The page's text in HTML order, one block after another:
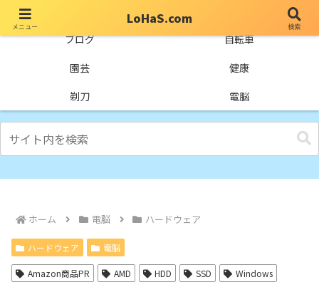
ブログ
自転車
園芸
健康
剃刀
電脳
ホーム 電脳 ハードウェア
ハードウェア 電脳
Amazon商品PR AMD HDD SSD Windows
メニュー
LoHaS.com
検索